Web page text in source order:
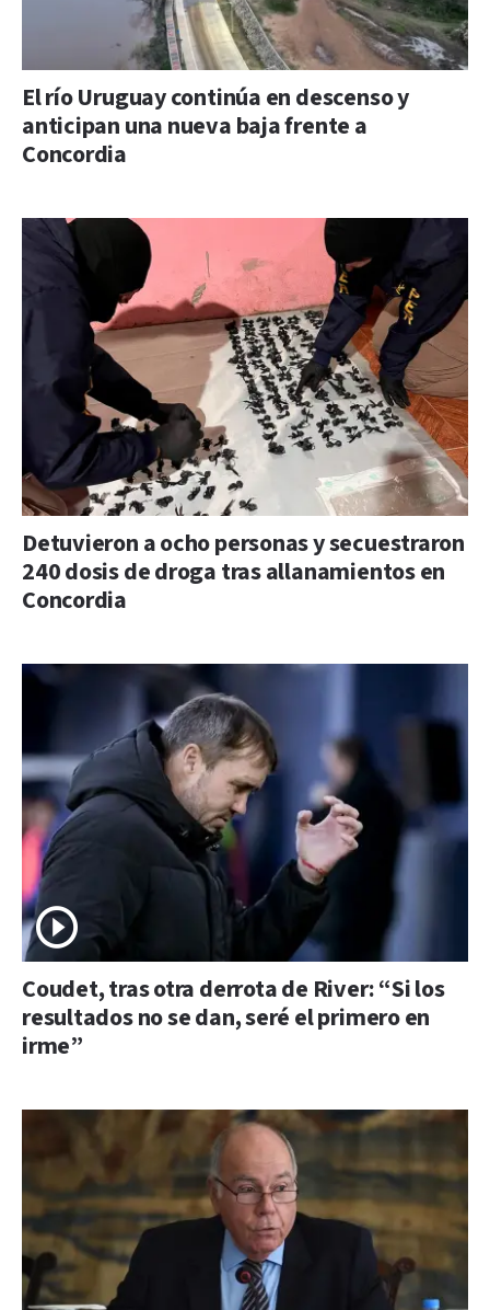
El río Uruguay continúa en descenso y
anticipan una nueva baja frente a
Concordia
Detuvieron a ocho personas y secuestraron
240 dosis de droga tras allanamientos en
Concordia
Coudet, tras otra derrota de River: “Si los
resultados no se dan, seré el primero en
irme”